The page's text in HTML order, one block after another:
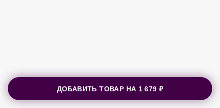
ДОБАВИТЬ ТОВАР НА 1 679 ₽